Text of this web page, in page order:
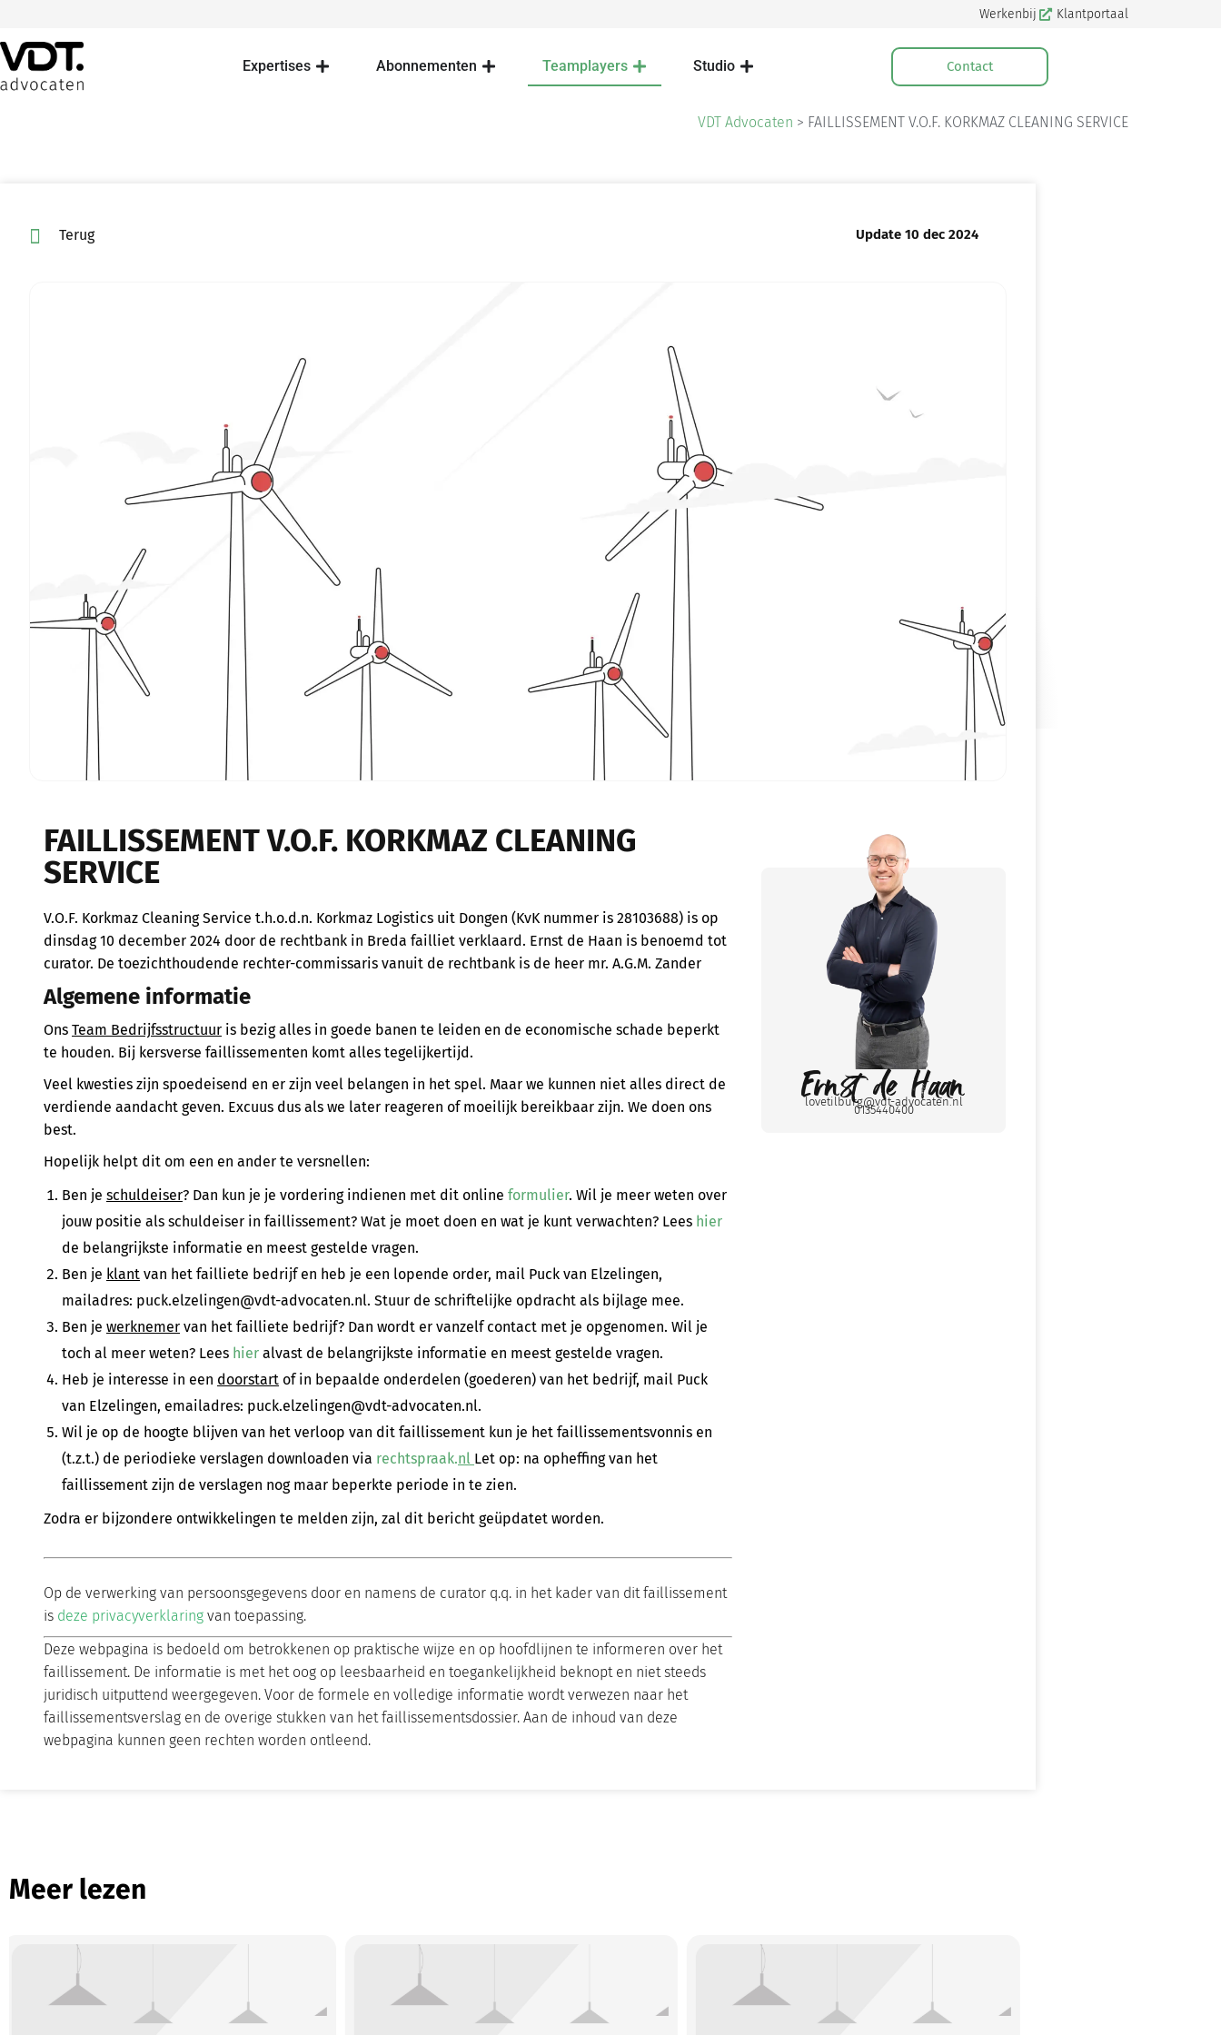
Werkenbij Klantportaal
Expertises Abonnementen Teamplayers Studio Contact
VDT Advocaten > FAILLISSEMENT V.O.F. KORKMAZ CLEANING SERVICE
Terug Update 10 dec 2024
FAILLISSEMENT V.O.F. KORKMAZ CLEANING
SERVICE
V.O.F. Korkmaz Cleaning Service t.h.o.d.n. Korkmaz Logistics uit Dongen (KvK nummer is 28103688) is op
dinsdag 10 december 2024 door de rechtbank in Breda failliet verklaard. Ernst de Haan is benoemd tot
curator. De toezichthoudende rechter-commissaris vanuit de rechtbank is de heer mr. A.G.M. Zander
Algemene informatie
Ons Team Bedrijfsstructuur is bezig alles in goede banen te leiden en de economische schade beperkt
te houden. Bij kersverse faillissementen komt alles tegelijkertijd.
Veel kwesties zijn spoedeisend en er zijn veel belangen in het spel. Maar we kunnen niet alles direct de
verdiende aandacht geven. Excuus dus als we later reageren of moeilijk bereikbaar zijn. We doen ons
best.
Hopelijk helpt dit om een en ander te versnellen:
Ben je schuldeiser? Dan kun je je vordering indienen met dit online formulier. Wil je meer weten over
jouw positie als schuldeiser in faillissement? Wat je moet doen en wat je kunt verwachten? Lees hier
de belangrijkste informatie en meest gestelde vragen.
Ben je klant van het failliete bedrijf en heb je een lopende order, mail Puck van Elzelingen,
mailadres: puck.elzelingen@vdt-advocaten.nl. Stuur de schriftelijke opdracht als bijlage mee.
Ben je werknemer van het failliete bedrijf? Dan wordt er vanzelf contact met je opgenomen. Wil je
toch al meer weten? Lees hier alvast de belangrijkste informatie en meest gestelde vragen.
Heb je interesse in een doorstart of in bepaalde onderdelen (goederen) van het bedrijf, mail Puck
van Elzelingen, emailadres: puck.elzelingen@vdt-advocaten.nl.
Wil je op de hoogte blijven van het verloop van dit faillissement kun je het faillissementsvonnis en
(t.z.t.) de periodieke verslagen downloaden via rechtspraak.nl Let op: na opheffing van het
faillissement zijn de verslagen nog maar beperkte periode in te zien.
Zodra er bijzondere ontwikkelingen te melden zijn, zal dit bericht geüpdatet worden.
Op de verwerking van persoonsgegevens door en namens de curator q.q. in het kader van dit faillissement
is deze privacyverklaring van toepassing.
Deze webpagina is bedoeld om betrokkenen op praktische wijze en op hoofdlijnen te informeren over het
faillissement. De informatie is met het oog op leesbaarheid en toegankelijkheid beknopt en niet steeds
juridisch uitputtend weergegeven. Voor de formele en volledige informatie wordt verwezen naar het
faillissementsverslag en de overige stukken van het faillissementsdossier. Aan de inhoud van deze
webpagina kunnen geen rechten worden ontleend.
Ernst de Haan
lovetilburg@vdt-advocaten.nl
0135440400
Meer lezen